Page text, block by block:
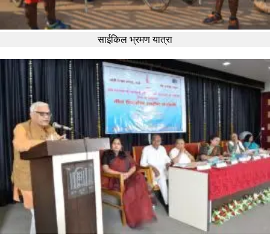
साईकिल भ्रमण यात्रा